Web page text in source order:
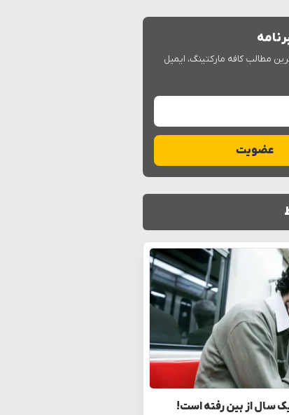
مطالب کافه مارکتینگ، ایمیل
عضویت
سال از بین رفته است!